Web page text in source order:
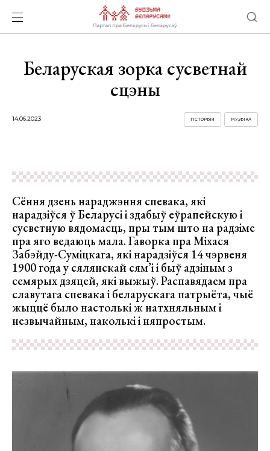
Беларуская зорка сусветнай
сцэны
14.06.2023 МУЗЫКА
ГІСТОРЫЯ
Сёння дзень нараджэння спевака, які
нарадзіўся ў Беларусі і здабыў еўрапейскую і
сусветную вядомасць, пры тым што на радзіме
пра яго ведаюць мала. Гаворка пра Міхася
Забэйду-Суміцкага, які нарадзіўся 14 чэрвеня
1900 года у сялянскай сям’і і быў адзіным з
семярых дзяцей, які выжыў. Распавядаем пра
славутага спевака і беларускага патрыёта, чыё
жыццё было настолькі ж натхняльным і
незвычайным, наколькі і няпростым.